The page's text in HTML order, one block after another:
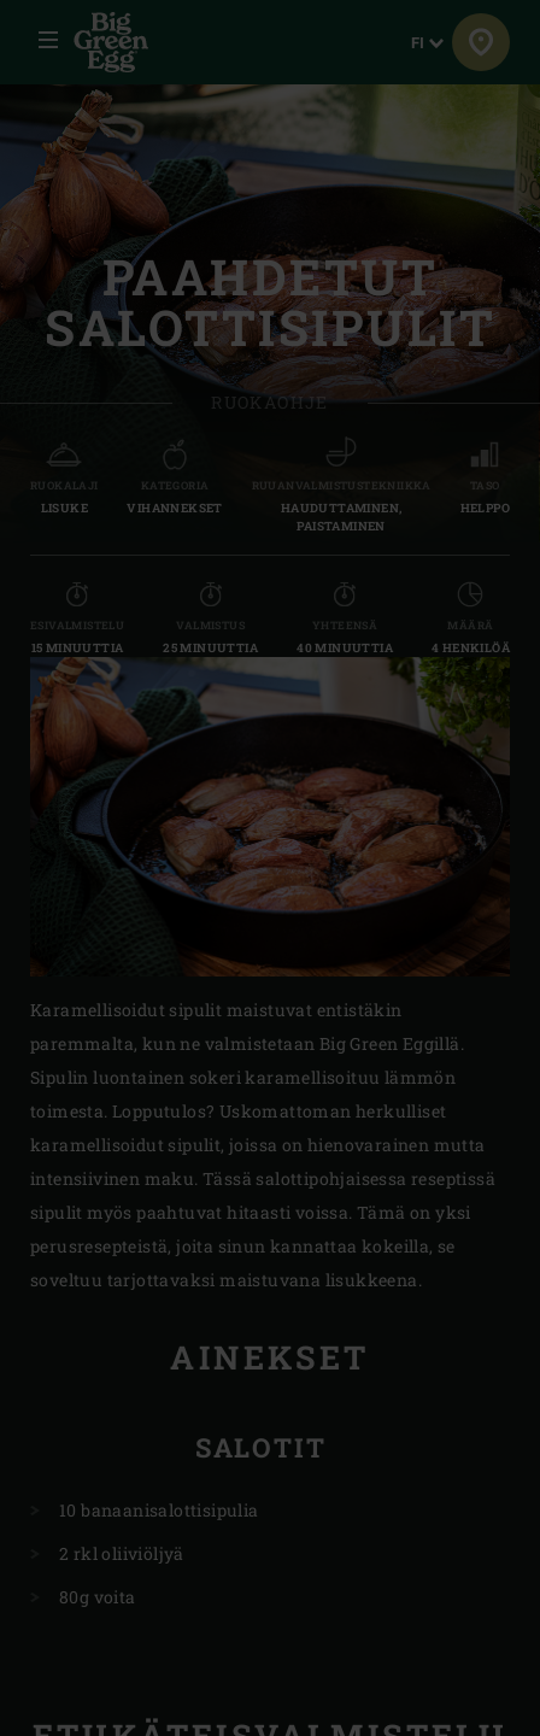
Menu Kieli
FI
PAAHDETUT
SALOTTISIPULIT
RUOKAOHJE
RUOKALAJI
LISUKE
KATEGORIA
VIHANNEKSET
RUUANVALMISTUSTEKNIIKKA
HAUDUTTAMINEN,
PAISTAMINEN
TASO
HELPPO
ESIVALMISTELU
15 MINUUTTIA
VALMISTUS
25 MINUUTTIA
YHTEENSÄ
40 MINUUTTIA
MÄÄRÄ
4 HENKILÖÄ
Karamellisoidut sipulit maistuvat entistäkin
paremmalta, kun ne valmistetaan Big Green Eggillä.
Sipulin luontainen sokeri karamellisoituu lämmön
toimesta. Lopputulos? Uskomattoman herkulliset
karamellisoidut sipulit, joissa on hienovarainen mutta
intensiivinen maku. Tässä salottipohjaisessa reseptissä
sipulit myös paahtuvat hitaasti voissa. Tämä on yksi
perusresepteistä, joita sinun kannattaa kokeilla, se
soveltuu tarjottavaksi maistuvana lisukkeena.
AINEKSET
SALOTIT
10 banaanisalottisipulia
2 rkl oliiviöljyä
80g voita